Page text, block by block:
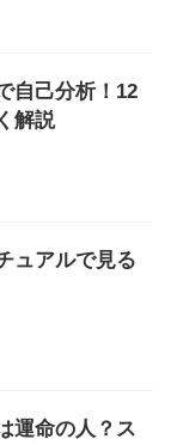
自己分析！12
解説
ュアルで見る
運命の人？ス